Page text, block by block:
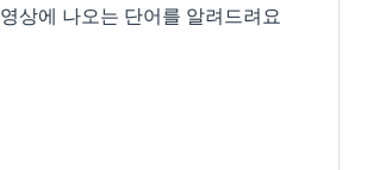
영상에 나오는 단어를 알려드려요